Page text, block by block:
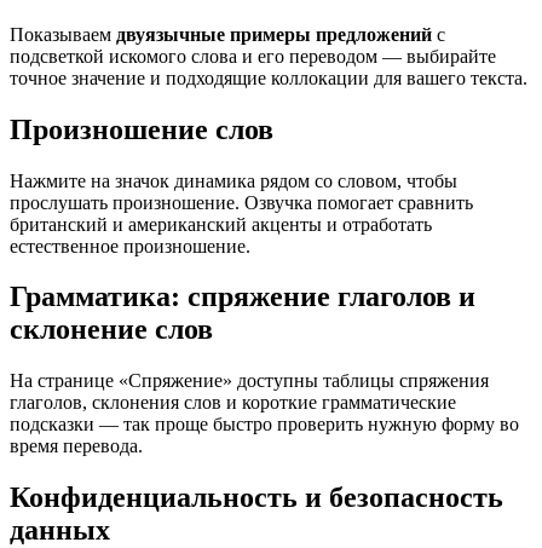
Показываем двуязычные примеры предложений с
подсветкой искомого слова и его переводом — выбирайте
точное значение и подходящие коллокации для вашего текста.
Произношение слов
Нажмите на значок динамика рядом со словом, чтобы
прослушать произношение. Озвучка помогает сравнить
британский и американский акценты и отработать
естественное произношение.
Грамматика: спряжение глаголов и
склонение слов
На странице «Спряжение» доступны таблицы спряжения
глаголов, склонения слов и короткие грамматические
подсказки — так проще быстро проверить нужную форму во
время перевода.
Конфиденциальность и безопасность
данных